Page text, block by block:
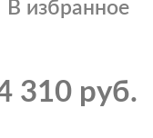
В избранное
310 руб.